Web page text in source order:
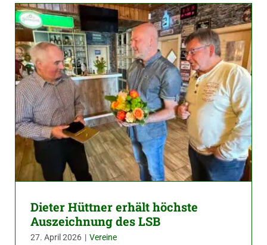
Dieter Hüttner erhält höchste
Auszeichnung des LSB
27. April 2026 | Vereine